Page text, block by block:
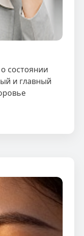
состоянии
и главный